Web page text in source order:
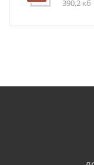
390,2 кб